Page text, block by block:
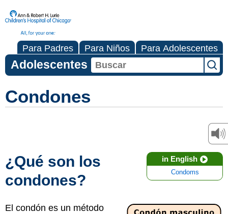
Para Padres Para Niños Para Adolescentes
Adolescentes
Condones
in English
Condoms
¿Qué son los
condones?
El condón es un método